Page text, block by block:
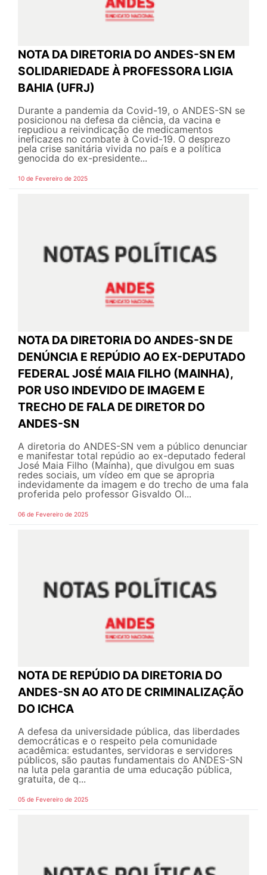
NOTA DA DIRETORIA DO ANDES-SN EM
SOLIDARIEDADE À PROFESSORA LIGIA
BAHIA (UFRJ)
Durante a pandemia da Covid-19, o ANDES-SN se
posicionou na defesa da ciência, da vacina e
repudiou a reivindicação de medicamentos
ineficazes no combate à Covid-19. O desprezo
pela crise sanitária vivida no país e a política
genocida do ex-presidente...
10 de Fevereiro de 2025
NOTA DA DIRETORIA DO ANDES-SN DE
DENÚNCIA E REPÚDIO AO EX-DEPUTADO
FEDERAL JOSÉ MAIA FILHO (MAINHA),
POR USO INDEVIDO DE IMAGEM E
TRECHO DE FALA DE DIRETOR DO
ANDES-SN
A diretoria do ANDES-SN vem a público denunciar
e manifestar total repúdio ao ex-deputado federal
José Maia Filho (Mainha), que divulgou em suas
redes sociais, um vídeo em que se apropria
indevidamente da imagem e do trecho de uma fala
proferida pelo professor Gisvaldo Ol...
06 de Fevereiro de 2025
NOTA DE REPÚDIO DA DIRETORIA DO
ANDES-SN AO ATO DE CRIMINALIZAÇÃO
DO ICHCA
A defesa da universidade pública, das liberdades
democráticas e o respeito pela comunidade
acadêmica: estudantes, servidoras e servidores
públicos, são pautas fundamentais do ANDES-SN
na luta pela garantia de uma educação pública,
gratuita, de q...
05 de Fevereiro de 2025